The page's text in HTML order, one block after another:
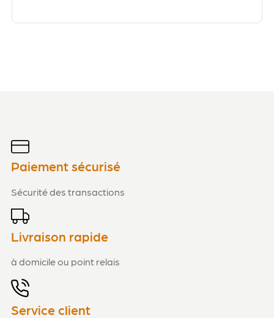
Paiement sécurisé
Sécurité des transactions
Livraison rapide
à domicile ou point relais
Service client